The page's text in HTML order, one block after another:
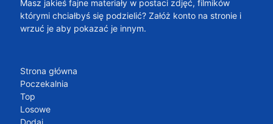
Masz jakieś fajne materiały w postaci zdjęć, filmików
którymi chciałbyś się podzielić? Załóż konto na stronie i
wrzuć je aby pokazać je innym.
Strona główna
Poczekalnia
Top
Losowe
Dodaj